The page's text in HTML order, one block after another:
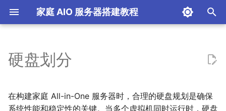
家庭 AIO 服务器搭建教程
在
初
化
All-in-One 环境概念
什么是 ESXi
设计思路
系统盘
ESXi 网络概述
网络拓扑设计
虚拟机自启动
镜像转换
系统安装
开启 IPv6
系统安装
存储设计
家庭 PC
生产服务器
前言
IPv6 DDNS
ESXi 紫屏
问题列表
硬盘划分
在构建家庭 All-in-One 服务器时，合理的硬盘规划是确保
系统性能和稳定性的关键。当多个虚拟机同时运行时，硬盘